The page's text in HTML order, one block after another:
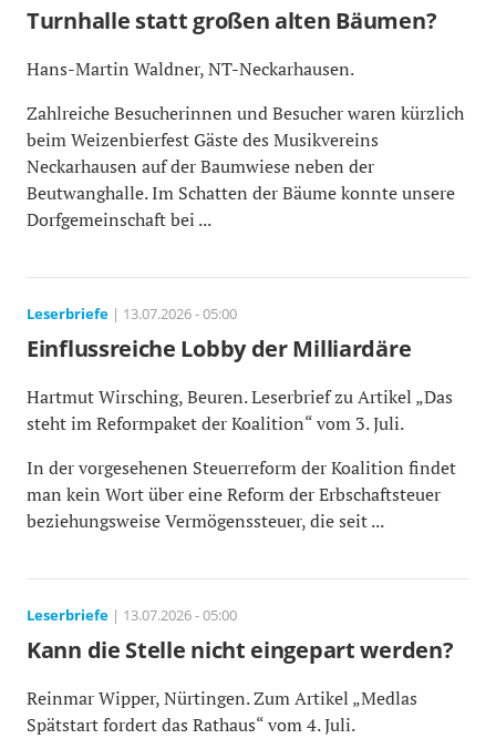
Turnhalle statt großen alten Bäumen?
Hans-Martin Waldner, NT-Neckarhausen.
Zahlreiche Besucherinnen und Besucher waren kürzlich
beim Weizenbierfest Gäste des Musikvereins
Neckarhausen auf der Baumwiese neben der
Beutwanghalle. Im Schatten der Bäume konnte unsere
Dorfgemeinschaft bei ...
Leserbriefe | 13.07.2026 - 05:00
Einflussreiche Lobby der Milliardäre
Hartmut Wirsching, Beuren. Leserbrief zu Artikel „Das
steht im Reformpaket der Koalition“ vom 3. Juli.
In der vorgesehenen Steuerreform der Koalition findet
man kein Wort über eine Reform der Erbschaftsteuer
beziehungsweise Vermögenssteuer, die seit ...
Leserbriefe | 13.07.2026 - 05:00
Kann die Stelle nicht eingepart werden?
Reinmar Wipper, Nürtingen. Zum Artikel „Medlas
Spätstart fordert das Rathaus“ vom 4. Juli.